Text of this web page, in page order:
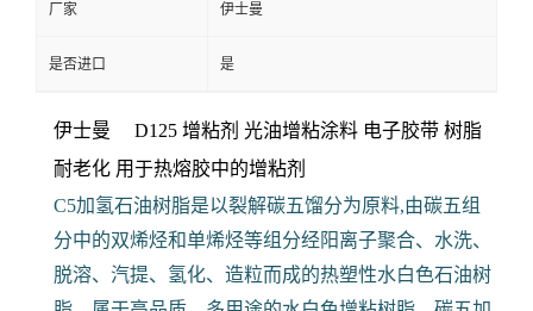
厂家 伊士曼
是否进口 是
伊士曼 D125 增粘剂 光油增粘涂料 电子胶带 树脂
耐老化 用于热熔胶中的增粘剂
C5加氢石油树脂是以裂解碳五馏分为原料,由碳五组
分中的双烯烃和单烯烃等组分经阳离子聚合、水洗、
脱溶、汽提、氢化、造粒而成的热塑性水白色石油树